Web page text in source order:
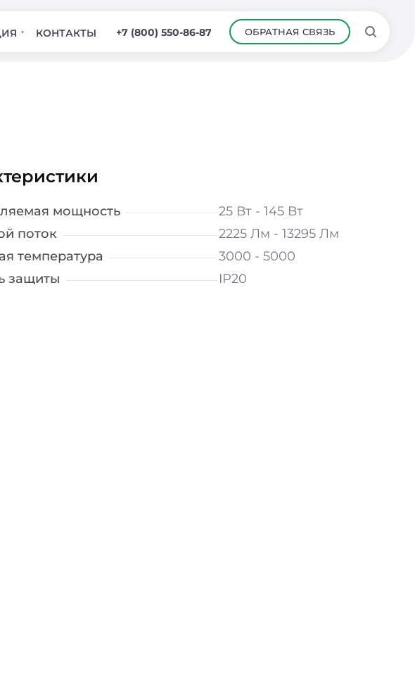
КОНТАКТЫ +7 (800) 550-86-87 ОБРАТНАЯ СВЯЗЬ
мощность
25 Вт - 145 Вт
поток
2225 Лм - 13295 Лм
температура
3000 - 5000
защиты
IP20